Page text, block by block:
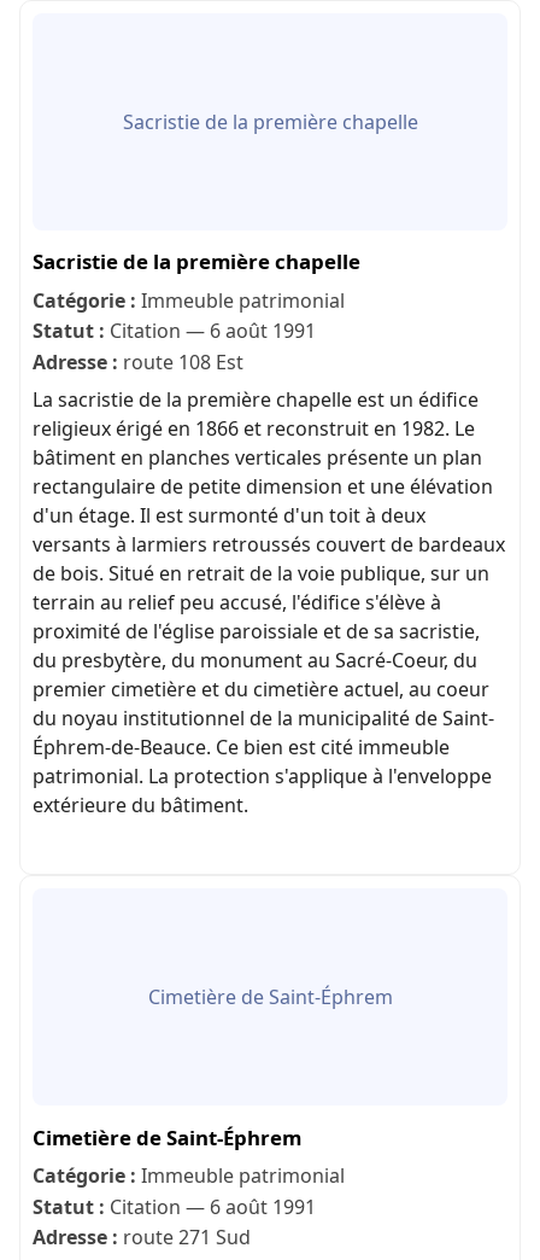
Sacristie de la première chapelle
Sacristie de la première chapelle
Catégorie : Immeuble patrimonial
Statut : Citation — 6 août 1991
Adresse : route 108 Est
La sacristie de la première chapelle est un édifice
religieux érigé en 1866 et reconstruit en 1982. Le
bâtiment en planches verticales présente un plan
rectangulaire de petite dimension et une élévation
d'un étage. Il est surmonté d'un toit à deux
versants à larmiers retroussés couvert de bardeaux
de bois. Situé en retrait de la voie publique, sur un
terrain au relief peu accusé, l'édifice s'élève à
proximité de l'église paroissiale et de sa sacristie,
du presbytère, du monument au Sacré-Coeur, du
premier cimetière et du cimetière actuel, au coeur
du noyau institutionnel de la municipalité de Saint-
Éphrem-de-Beauce. Ce bien est cité immeuble
patrimonial. La protection s'applique à l'enveloppe
extérieure du bâtiment.
Cimetière de Saint-Éphrem
Cimetière de Saint-Éphrem
Catégorie : Immeuble patrimonial
Statut : Citation — 6 août 1991
Adresse : route 271 Sud